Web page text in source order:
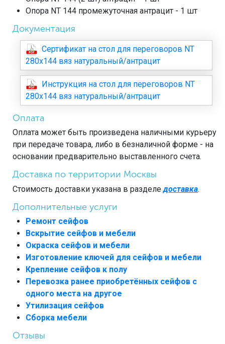
Опора NT 144 промежуточная антрацит - 1 шт
Документация
Сертификат на стол для переговоров NT
280х144 вяз натуральный/антрацит
Инструкция на стол для переговоров NT
280х144 вяз натуральный/антрацит
Оплата
Оплата может быть произведена наличными курьеру
при передаче товара, либо в безналичной форме - на
основании предварительно выставленного счета.
Доставка по территории Москвы
Стоимость доставки указана в разделедоставка.
Дополнительные услуги
Ремонт сейфов
Вскрытие сейфов и мебели
Окраска сейфов и мебели
Изготовление ключей для сейфов и мебели
Крепление сейфов к полу
Перевозка ранее приобретённых сейфов с
одного места на другое
Утилизация сейфов
Сборка мебели
Отзывы